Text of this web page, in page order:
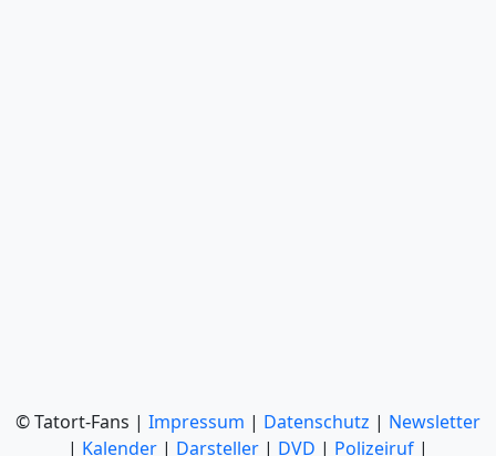
© Tatort-Fans | Impressum | Datenschutz | Newsletter
| Kalender | Darsteller | DVD | Polizeiruf |